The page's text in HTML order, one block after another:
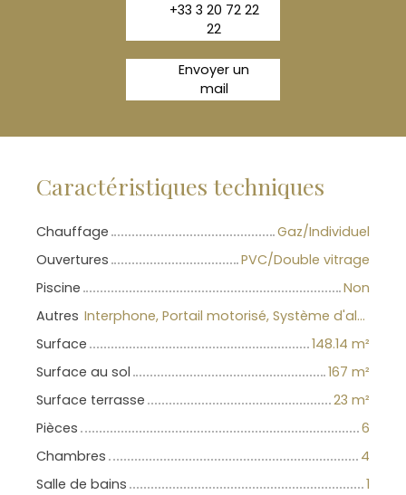
+33 3 20 72 22
22
Envoyer un
mail
Caractéristiques techniques
Chauffage
Gaz/Individuel
Ouvertures
PVC/Double vitrage
Piscine
Non
Autres
Interphone, Portail motorisé, Système d'alarme, Volets électriques
Surface
148.14 m²
Surface au sol
167 m²
Surface terrasse
23 m²
Pièces
6
Chambres
4
Salle de bains
1